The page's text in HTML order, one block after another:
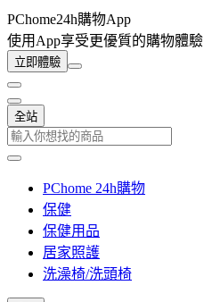
PChome24h購物App
使用App享受更優質的購物體驗
立即體驗
全站
PChome 24h購物
保健
保健用品
居家照護
洗澡椅/洗頭椅